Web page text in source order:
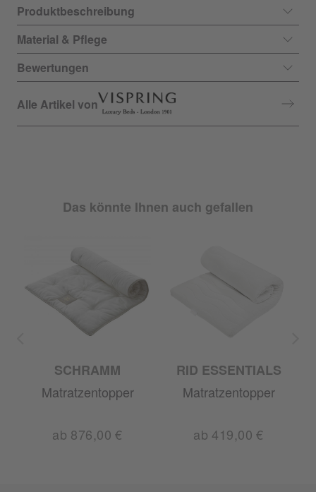
Produktbeschreibung
Material & Pflege
Bewertungen
Alle Artikel von
Das könnte Ihnen auch gefallen
SCHRAMM
Matratzentopper
ab 876,00 €
RID ESSENTIALS
Matratzentopper
ab 419,00 €